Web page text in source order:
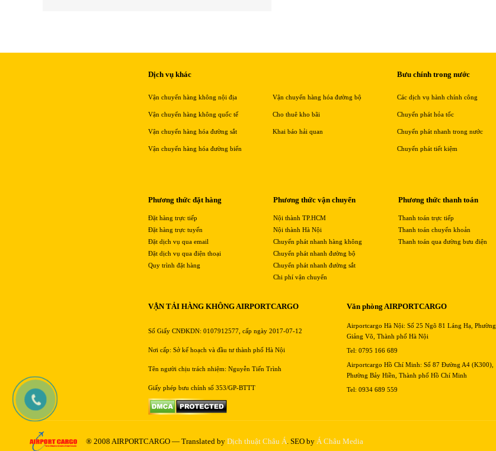
Dịch vụ khác
Vận chuyển hàng không nội địa
Vận chuyển hàng không quốc tế
Vận chuyển hàng hóa đường sắt
Vận chuyển hàng hóa đường biển
Vận chuyển hàng hóa đường bộ
Cho thuê kho bãi
Khai báo hải quan
Bưu chính trong nước
Các dịch vụ hành chính công
Chuyển phát hỏa tốc
Chuyển phát nhanh trong nước
Chuyển phát tiết kiệm
Phương thức đặt hàng
Đặt hàng trực tiếp
Đặt hàng trực tuyến
Đặt dịch vụ qua email
Đặt dịch vụ qua điện thoại
Quy trình đặt hàng
Phương thức vận chuyển
Nội thành TP.HCM
Nội thành Hà Nội
Chuyển phát nhanh hàng không
Chuyển phát nhanh đường bộ
Chuyển phát nhanh đường sắt
Chi phí vận chuyển
Phương thức thanh toán
Thanh toán trực tiếp
Thanh toán chuyển khoản
Thanh toán qua đường bưu điện
VẬN TẢI HÀNG KHÔNG AIRPORTCARGO
Số Giấy CNĐKDN: 0107912577, cấp ngày 2017-07-12
Nơi cấp: Sở kế hoạch và đầu tư thành phố Hà Nội
Tên người chịu trách nhiệm: Nguyễn Tiến Trình
Giấy phép bưu chính số 353/GP-BTTT
Văn phòng AIRPORTCARGO
Airportcargo Hà Nội: Số 25 Ngõ 81 Láng Hạ, Phường
Giảng Võ, Thành phố Hà Nội
Tel: 0795 166 689
Airportcargo Hồ Chí Minh: Số 87 Đường A4 (K300),
Phường Bảy Hiền, Thành phố Hồ Chí Minh
Tel: 0934 689 559
® 2008 AIRPORTCARGO — Translated by Dịch thuật Châu Á. SEO by Á Châu Media